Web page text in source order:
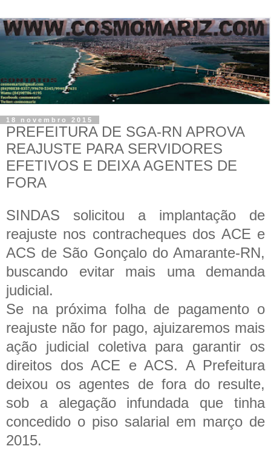
18 novembro 2015
PREFEITURA DE SGA-RN APROVA
REAJUSTE PARA SERVIDORES
EFETIVOS E DEIXA AGENTES DE
FORA
SINDAS solicitou a implantação de
reajuste nos contracheques dos ACE e
ACS de São Gonçalo do Amarante-RN,
buscando evitar mais uma demanda
judicial.
Se na próxima folha de pagamento o
reajuste não for pago, ajuizaremos mais
ação judicial coletiva para garantir os
direitos dos ACE e ACS. A Prefeitura
deixou os agentes de fora do resulte,
sob a alegação infundada que tinha
concedido o piso salarial em março de
2015.